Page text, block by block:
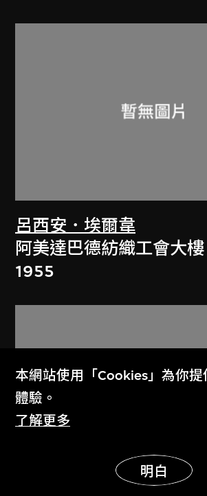
呂西安．埃爾韋
阿美達巴德紡織工會大樓
1955
本網站使用「Cookies」為你提
體驗。
了解更多
明白
展示更多